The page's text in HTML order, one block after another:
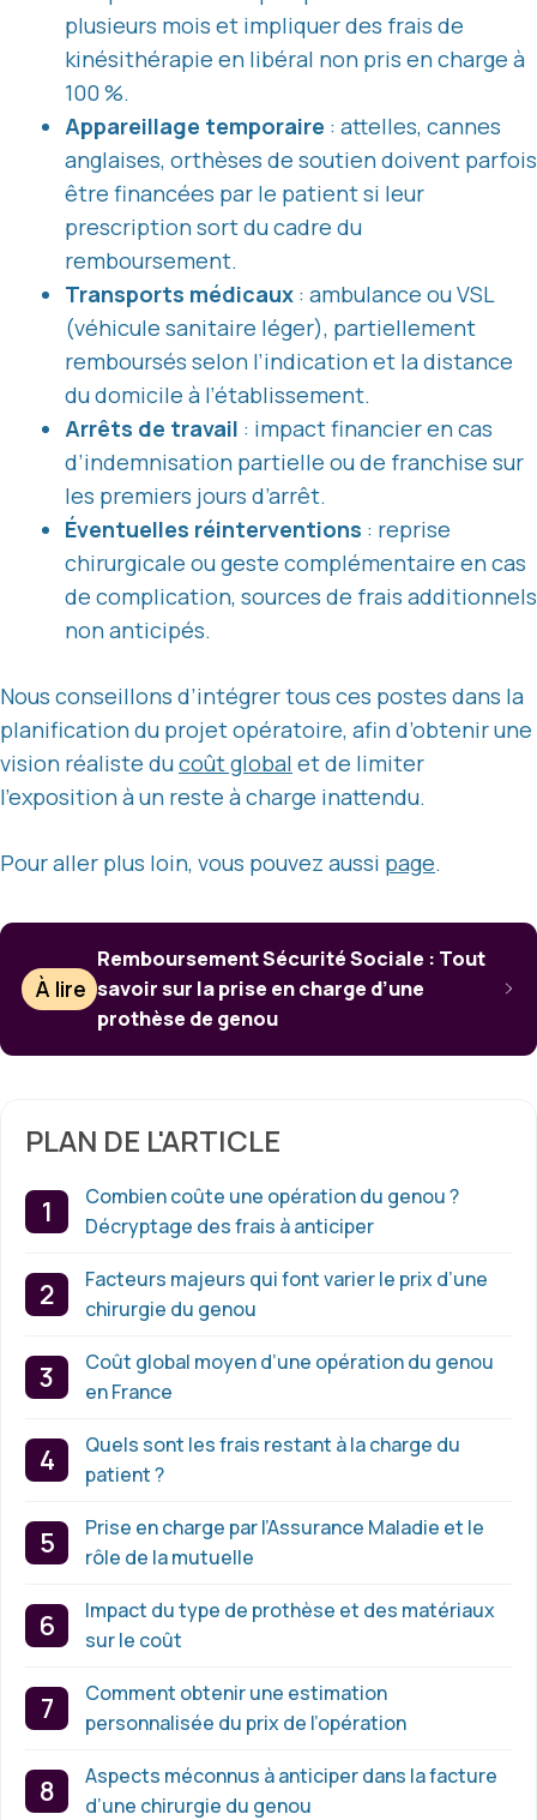
plusieurs mois et impliquer des frais de
kinésithérapie en libéral non pris en charge à
100 %.
Appareillage temporaire : attelles, cannes
anglaises, orthèses de soutien doivent parfois
être financées par le patient si leur
prescription sort du cadre du
remboursement.
Transports médicaux : ambulance ou VSL
(véhicule sanitaire léger), partiellement
remboursés selon l’indication et la distance
du domicile à l’établissement.
Arrêts de travail : impact financier en cas
d’indemnisation partielle ou de franchise sur
les premiers jours d’arrêt.
Éventuelles réinterventions : reprise
chirurgicale ou geste complémentaire en cas
de complication, sources de frais additionnels
non anticipés.
Nous conseillons d’intégrer tous ces postes dans la
planification du projet opératoire, afin d’obtenir une
vision réaliste ducoût global et de limiter
l’exposition à un reste à charge inattendu.
Pour aller plus loin, vous pouvez aussi page.
À lire
Remboursement Sécurité Sociale : Tout
savoir sur la prise en charge d’une
prothèse de genou
PLAN DE L'ARTICLE
Combien coûte une opération du genou ?
Décryptage des frais à anticiper
Facteurs majeurs qui font varier le prix d’une
chirurgie du genou
Coût global moyen d’une opération du genou
en France
Quels sont les frais restant à la charge du
patient ?
Prise en charge par l’Assurance Maladie et le
rôle de la mutuelle
Impact du type de prothèse et des matériaux
sur le coût
Comment obtenir une estimation
personnalisée du prix de l’opération
Aspects méconnus à anticiper dans la facture
d’une chirurgie du genou